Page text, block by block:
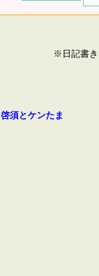
※日記書き
啓須とケンたま